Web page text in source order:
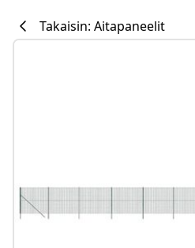
Takaisin: Aitapaneelit